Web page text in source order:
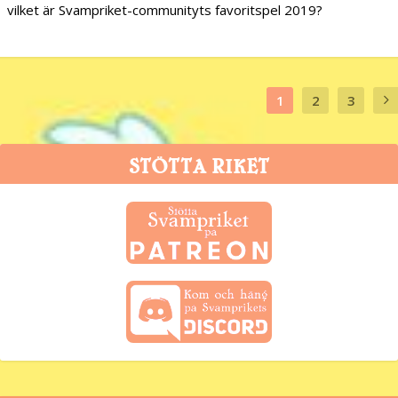
vilket är Svampriket-communityts favoritspel 2019?
1 2 3
STÖTTA RIKET